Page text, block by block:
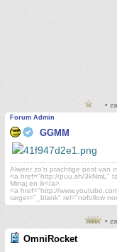
•
Forum Admin
GGMM
Alweer zo'n prachtige post van
<a href="http://puu.sh/3kNmL"
Minaj en ik</a>
<a href="http://
target="_blank" rel="nofollow
•
OmniRocket